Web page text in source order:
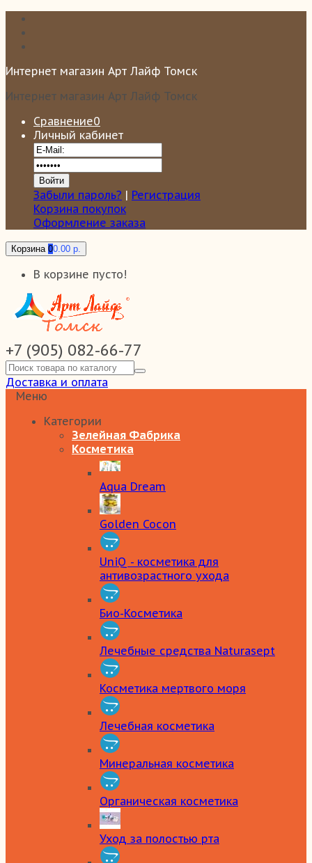
Интернет магазин Арт Лайф Томск
Интернет магазин Арт Лайф Томск
Сравнение0
Личный кабинет
Забыли пароль? | Регистрация
Корзина покупок
Оформление заказа
Корзина 00.00 р.
В корзине пусто!
+7 (905) 082-66-77
Доставка и оплата
Меню
Категории
Зелейная Фабрика
Косметика
Aqua Dream
Golden Cocon
UniQ - косметика для
антивозрастного ухода
Био-Косметика
Лечебные средства Naturasept
Косметика мертвого моря
Лечебная косметика
Минеральная косметика
Органическая косметика
Уход за полостью рта